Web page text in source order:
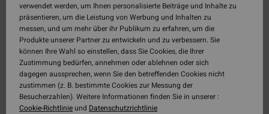
verwendet werden, um Ihnen personalisierte Beiträge und Inhalte zu
präsentieren, um die Leistung von Werbung und Inhalten zu
messen, und um mehr über ihr Publikum zu erfahren, um die
Produkte unserer Partner zu entwickeln und zu verbessern. Sie
können Ihre Wahl so einstellen, dass Sie Cookies, die Ihrer
Zustimmung bedürfen, annehmen oder ablehnen oder sich
dagegen aussprechen, wenn Sie den betreffenden Cookies nicht
zustimmen (z. B. bestimmte Cookies zur Messung der
Besucherzahlen). Weitere Informationen finden Sie in unserer :
Cookie-Richtlinieund Datenschutzrichtlinie